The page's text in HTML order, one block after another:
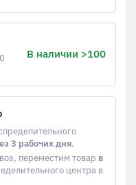
В наличии >100
3 рабочих дня.
переместим товар в
центра в